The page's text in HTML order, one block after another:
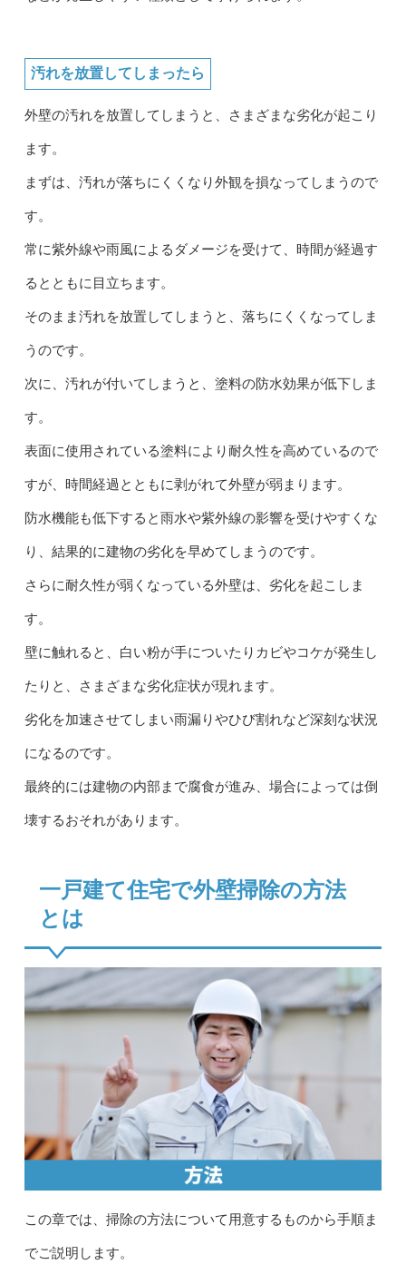
汚れを放置してしまったら
外壁の汚れを放置してしまうと、さまざまな劣化が起こり
ます。
まずは、汚れが落ちにくくなり外観を損なってしまうので
す。
常に紫外線や雨風によるダメージを受けて、時間が経過す
るとともに目立ちます。
そのまま汚れを放置してしまうと、落ちにくくなってしま
うのです。
次に、汚れが付いてしまうと、塗料の防水効果が低下しま
す。
表面に使用されている塗料により耐久性を高めているので
すが、時間経過とともに剥がれて外壁が弱まります。
防水機能も低下すると雨水や紫外線の影響を受けやすくな
り、結果的に建物の劣化を早めてしまうのです。
さらに耐久性が弱くなっている外壁は、劣化を起こしま
す。
壁に触れると、白い粉が手についたりカビやコケが発生し
たりと、さまざまな劣化症状が現れます。
劣化を加速させてしまい雨漏りやひび割れなど深刻な状況
になるのです。
最終的には建物の内部まで腐食が進み、場合によっては倒
壊するおそれがあります。
一戸建て住宅で外壁掃除の方法
とは
この章では、掃除の方法について用意するものから手順ま
でご説明します。